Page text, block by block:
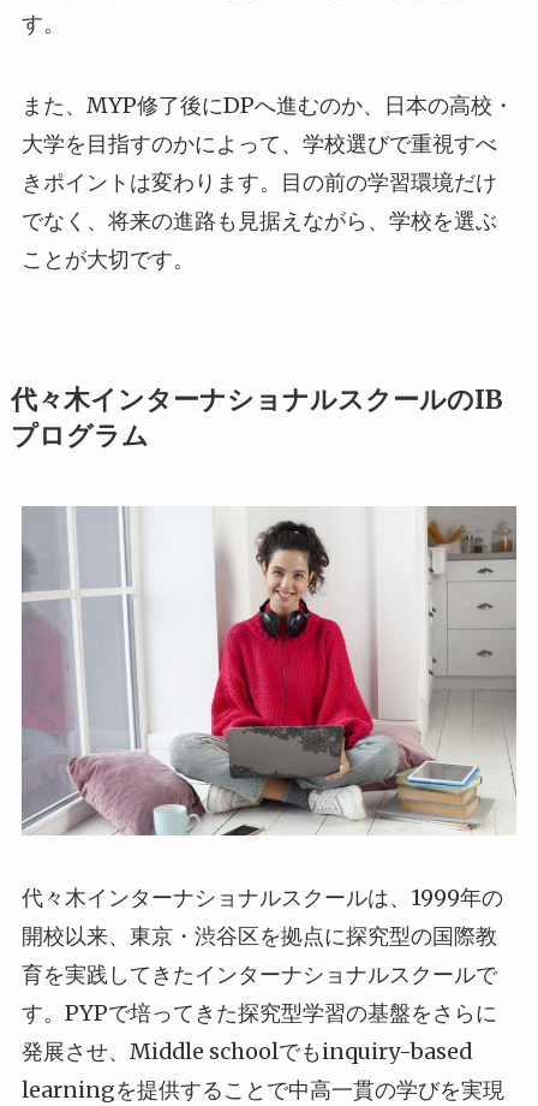
す。
また、MYP修了後にDPへ進むのか、日本の高校・
大学を目指すのかによって、学校選びで重視すべ
きポイントは変わります。目の前の学習環境だけ
でなく、将来の進路も見据えながら、学校を選ぶ
ことが大切です。
代々木インターナショナルスクールのIB
プログラム
代々木インターナショナルスクールは、1999年の
開校以来、東京・渋谷区を拠点に探究型の国際教
育を実践してきたインターナショナルスクールで
す。PYPで培ってきた探究型学習の基盤をさらに
発展させ、Middle schoolでもinquiry-based
learningを提供することで中高一貫の学びを実現